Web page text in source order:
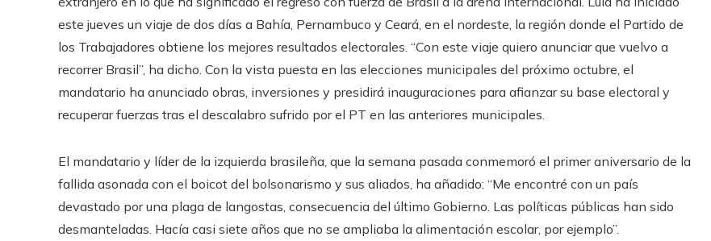
este jueves un viaje de dos días a Bahía, Pernambuco y Ceará, en el nordeste, la región donde el Partido de
los Trabajadores obtiene los mejores resultados electorales. “Con este viaje quiero anunciar que vuelvo a
recorrer Brasil”, ha dicho. Con la vista puesta en las elecciones municipales del próximo octubre, el
mandatario ha anunciado obras, inversiones y presidirá inauguraciones para afianzar su base electoral y
recuperar fuerzas tras el descalabro sufrido por el PT en las anteriores municipales.
El mandatario y líder de la izquierda brasileña, que la semana pasada conmemoró el primer aniversario de la
fallida asonada con el boicot del bolsonarismo y sus aliados, ha añadido: “Me encontré con un país
devastado por una plaga de langostas, consecuencia del último Gobierno. Las políticas públicas han sido
desmanteladas. Hacía casi siete años que no se ampliaba la alimentación escolar, por ejemplo”.